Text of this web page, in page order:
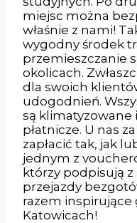
miejsc można
właśnie z nami!
wygodny środek
przemieszczanie
okolicach.
dla swoich
udogodnień.
są klimatyzowane
płatnicze. U nas
zapłacić tak, jak
jednym z
którzy podpisują
przejazdy
razem inspirujące
Katowicach!